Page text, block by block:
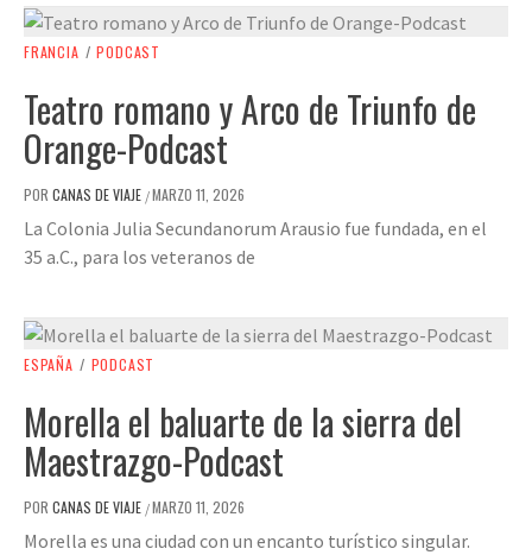
FRANCIA / PODCAST
Teatro romano y Arco de Triunfo de
Orange-Podcast
POR CANAS DE VIAJE /MARZO 11, 2026
La Colonia Julia Secundanorum Arausio fue fundada, en el
35 a.C., para los veteranos de
ESPAÑA / PODCAST
Morella el baluarte de la sierra del
Maestrazgo-Podcast
POR CANAS DE VIAJE /MARZO 11, 2026
Morella es una ciudad con un encanto turístico singular.